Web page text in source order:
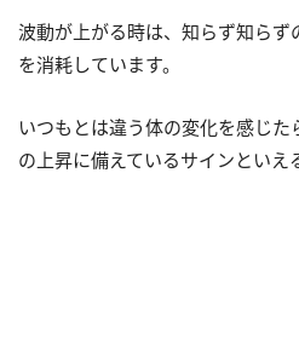
波動が上がる時は、知らず知らず
を消耗しています。
いつもとは違う体の変化を感じ
の上昇に備えているサインといえ